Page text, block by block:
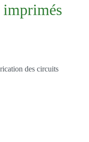
imprimés
des circuits